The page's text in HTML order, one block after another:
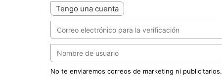
Tengo una cuenta
No te enviaremos correos de marketing ni publicitarios.